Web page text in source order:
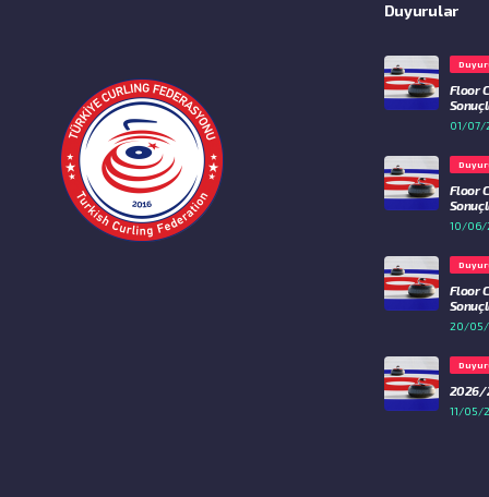
Duyurular
Floor
01/07/
Floor
10/06/
Floor
20/05/
2026/
11/05/